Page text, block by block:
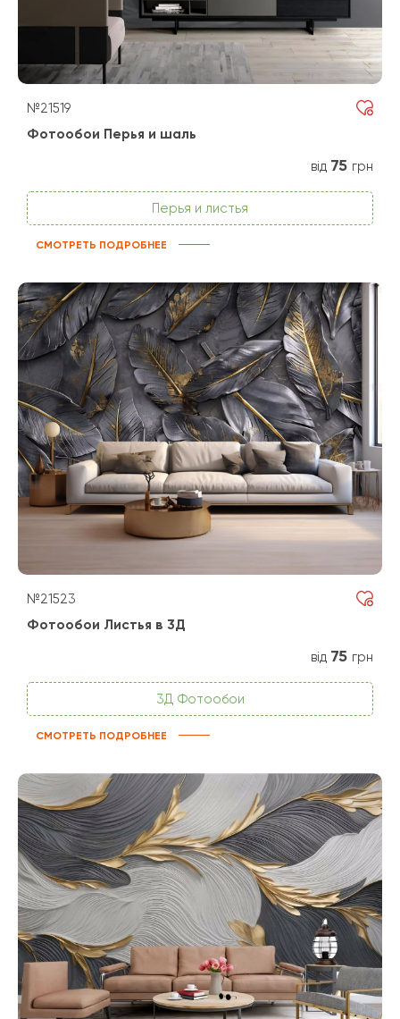
№21519
Фотообои Перья и шаль
від 75 грн
Перья и листья
СМОТРЕТЬ ПОДРОБНЕЕ
№21523
Фотообои Листья в 3Д
від 75 грн
3Д Фотообои
СМОТРЕТЬ ПОДРОБНЕЕ